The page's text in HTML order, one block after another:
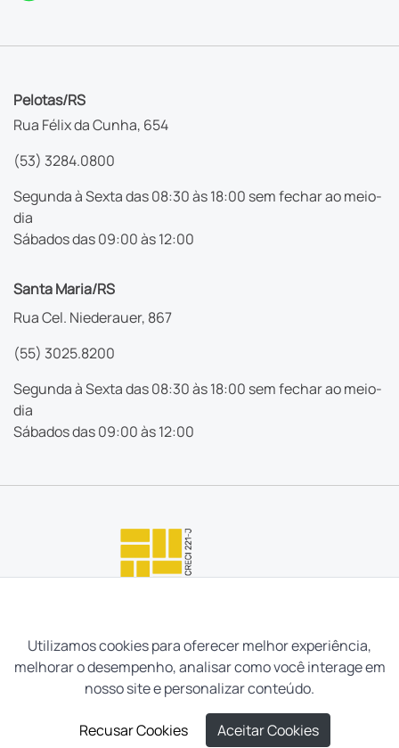
Pelotas/RS
Rua Félix da Cunha, 654
(53) 3284.0800
Segunda à Sexta das 08:30 às 18:00 sem fechar ao meio-
dia
Sábados das 09:00 às 12:00
Santa Maria/RS
Rua Cel. Niederauer, 867
(55) 3025.8200
Segunda à Sexta das 08:30 às 18:00 sem fechar ao meio-
dia
Sábados das 09:00 às 12:00
Utilizamos cookies para oferecer melhor experiência,
melhorar o desempenho, analisar como você interage em
nosso site e personalizar conteúdo.
Recusar Cookies Aceitar Cookies